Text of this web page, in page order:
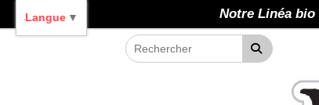
Notre Linéa
Langue ▼